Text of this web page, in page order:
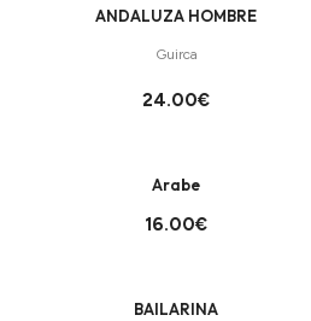
ANDALUZA HOMBRE
Guirca
24.00€
Arabe
16.00€
BAILARINA